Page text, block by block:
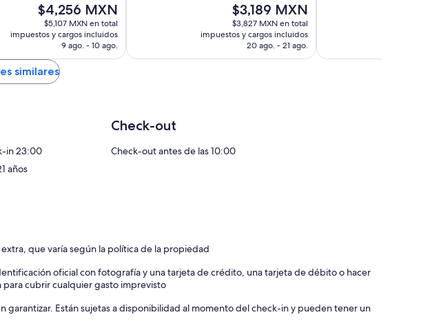
El
precio
actual
de
$4,256 MXN
$4,256 MXN
$5,107 MXN en total
impuestos y cargos incluidos
9 ago. - 10 ago.
El
precio
actual
de
$3,189 MXN
$3,827 MXN en total
impuestos y cargos incluidos
20 ago. - 21 ago.
similares
in 23:00
años
Check-out
Check-out antes de las 10:00
que varía según la política de la propiedad
oficial con fotografía y una tarjeta de crédito, una tarjeta de débito o hacer
cubrir cualquier gasto imprevisto
garantizar. Están sujetas a disponibilidad al momento del check-in y pueden tener un